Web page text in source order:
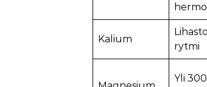
Kalium
rytmi
Yli